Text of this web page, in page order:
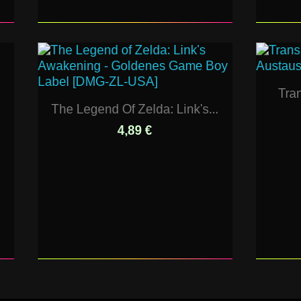
The Legend Of Zelda: Link's...
4,89 €